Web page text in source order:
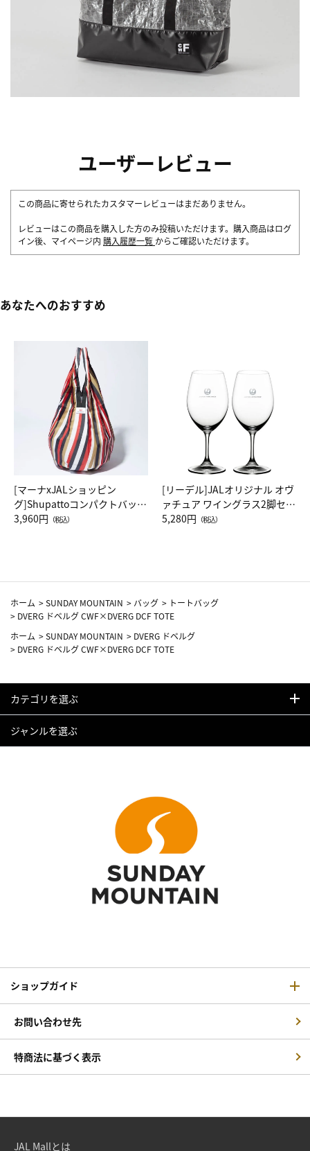
ユーザーレビュー
この商品に寄せられたカスタマーレビューはまだありません。
レビューはこの商品を購入した方のみ投稿いただけます。購入商品はログ
イン後、マイページ内 購入履歴一覧 からご確認いただけます。
あなたへのおすすめ
[マーナxJALショッピン
グ]Shupattoコンパクトバッグ
Drop JAL客室乗務員（LC）ス
3,960円 （税込）
[リーデル]JALオリジナル オヴ
ァチュア ワイングラス2脚セッ
ト（レッドワイン）
5,280円 （税込）
ホーム >SUNDAY MOUNTAIN > バッグ > トートバッグ
> DVERG ドベルグ CWF×DVERG DCF TOTE
ホーム >SUNDAY MOUNTAIN > DVERG ドベルグ
> DVERG ドベルグ CWF×DVERG DCF TOTE
カテゴリを選ぶ
ジャンルを選ぶ
ショップガイド
お問い合わせ先
特商法に基づく表示
JAL Mallとは